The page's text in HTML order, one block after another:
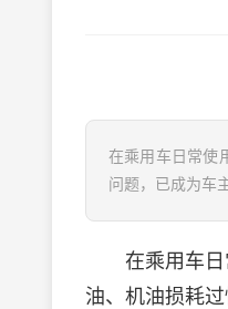
在乘用车日常使
问题，已成为车
在乘用车日常
油、机油损耗